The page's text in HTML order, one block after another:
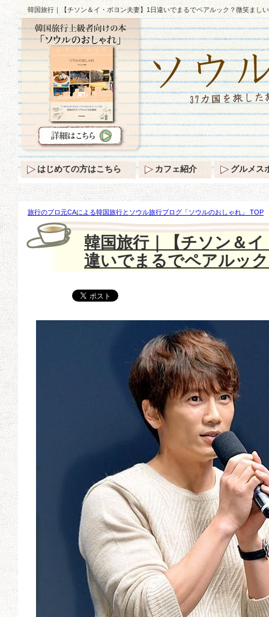
韓国旅行｜【チソン＆イ・ボヨン夫妻】1日違いでまるでペアルック？微笑まし
旅行のプロ元CAによる韓国旅行とソウル旅行ブログ「ソウルのおしゃれ」 TOP
ルック？微笑ましい姿♪
韓国旅行｜【チソン＆
違いでまるでペアルッ
はじめての方はこちら カフェ紹介 グルメス